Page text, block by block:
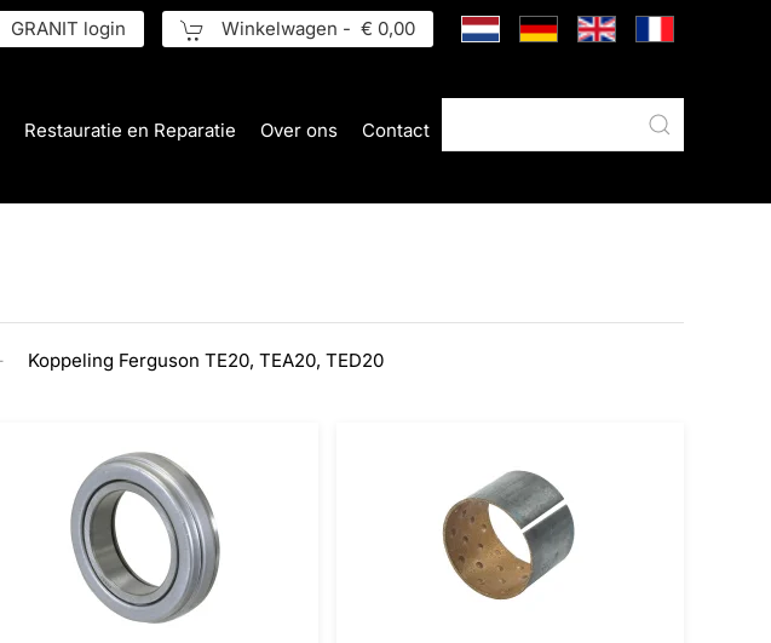
GRANIT login Winkelwagen - € 0,00
Restauratie en Reparatie Over ons Contact
Koppeling Ferguson TE20, TEA20, TED20